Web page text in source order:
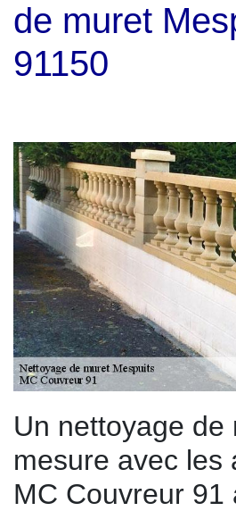
de muret
91150
Un nettoyage de
mesure avec les
MC Couvreur 91